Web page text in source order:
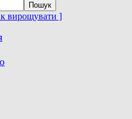
вирощувати ]